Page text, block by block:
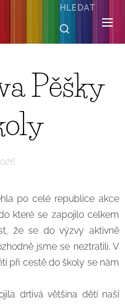
HLEDAT
Pěšky
po celé republice akce
které se zapojilo celkem
že se do výzvy aktivně
jsme se neztratili. V
při cestě do školy se nám
drtivá většina dětí naší